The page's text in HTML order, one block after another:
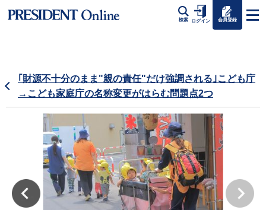
検索 ログイン 会員登録
｢財源不十分のまま"親の責任"だけ強調される｣こども庁
→こども家庭庁の名称変更がはらむ問題点2つ